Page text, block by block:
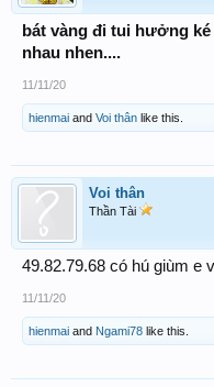
bát vàng đi tui hưởng
nhau nhen....
11/11/20
hienmai and Voi thân like this.
Voi thân
Thần Tài
49.82.79.68 có hú giùm e
11/11/20
hienmai and Ngami78 like this.